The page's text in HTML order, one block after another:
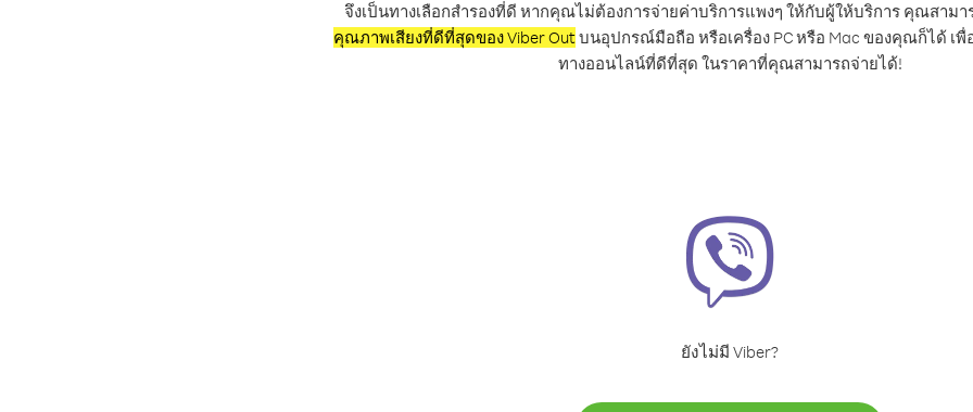
จึงเป็นทางเลือกสำรองที่ดี หากคุณไม่ต้องการจ่ายค่าบริการแพงๆ ให้กับผู้ให้บริการ คุณสามา
คุณภาพเสียงที่ดีที่สุดของ Viber Outบนอุปกรณ์มือถือ หรือเครื่อง PC หรือ Mac ของคุณก็ได้ เพื่
ทางออนไลน์ที่ดีที่สุด ในราคาที่คุณสามารถจ่ายได้!
ยังไม่มี Viber?